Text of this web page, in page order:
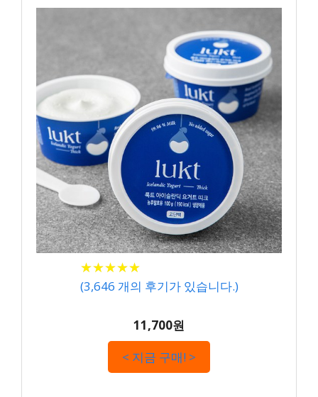
★★★★★
★★★★★
(3,646 개의 후기가 있습니다.)
11,700원
< 지금 구매! >